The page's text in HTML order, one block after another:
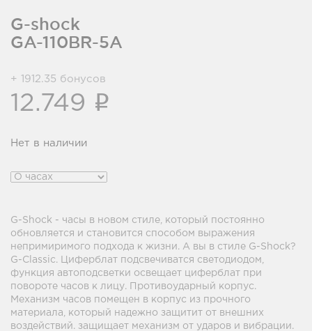
G-shock
GA-110BR-5A
+ 1912.35 бонусов
12.749 i
Нет в наличии
G-Shock - часы в новом стиле, который постоянно
обновляется и становится способом выражения
непримиримого подхода к жизни. А вы в стиле G-Shock?
G-Classic. Циферблат подсвечиватся светодиодом,
функция автоподсветки освещает циферблат при
повороте часов к лицу. Противоударный корпус.
Механизм часов помещен в корпус из прочного
материала, который надежно защитит от внешних
воздействий. защищает механизм от ударов и вибрации.